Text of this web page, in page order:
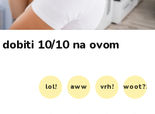
10/10 na ovom
lol! aww vrh! woot?!